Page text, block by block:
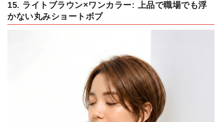
15. ライトブラウン×ワンカラー: 上品で職場でも浮
かない丸みショートボブ